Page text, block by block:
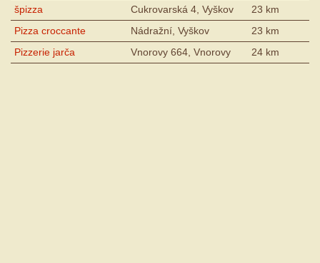
špizza Cukrovarská 4, Vyškov
23 km
Pizza croccante
Nádražní, Vyškov
23 km
Pizzerie jarča
Vnorovy 664, Vnorovy 24 km